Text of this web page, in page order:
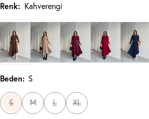
Renk: Kahverengi
Beden: S
S M L XL